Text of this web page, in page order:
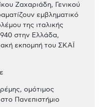
Ζαχαριάδη, Γενικού
εμβληματικό
της ιταλικής
στην Ελλάδα,
εκπομπή του ΣΚΑΪ
ομότιμος
Πανεπιστήμιο